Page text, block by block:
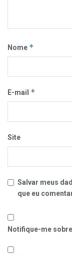
Nome *
E-mail *
Site
Salvar meus
que eu
Notifique-me